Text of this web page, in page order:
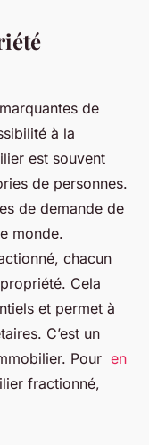
de
à la
est souvent
de personnes.
de demande de
monde.
chacun
Cela
et permet à
C’est un
Pour en
fractionné,